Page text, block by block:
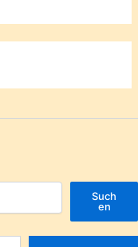
Such
en